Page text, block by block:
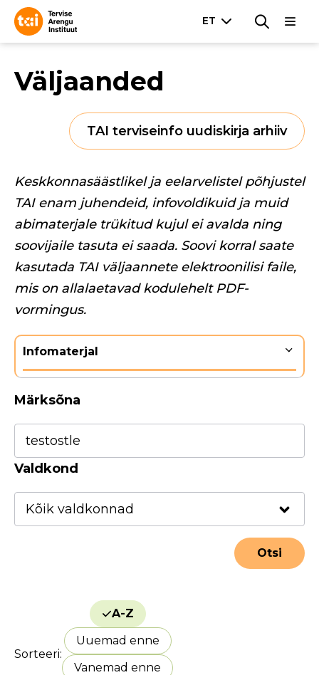
Väljaanded
TAI terviseinfo uudiskirja arhiiv
Keskkonnasäästlikel ja eelarvelistel põhjustel
TAI enam juhendeid, infovoldikuid ja muid
abimaterjale trükitud kujul ei avalda ning
soovijaile tasuta ei saada. Soovi korral saate
kasutada TAI väljaannete elektroonilisi faile,
mis on allalaetavad kodulehelt PDF-
vormingus.
Infomaterjal
Märksõna
Valdkond
Sorteeri
Uuemad enne
Vanemad enne
A-Z